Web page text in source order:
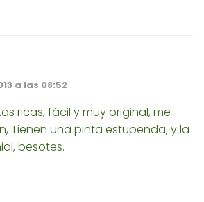
a las 08:52
ricas, fácil y muy original, me
Tienen una pinta estupenda, y la
besotes.